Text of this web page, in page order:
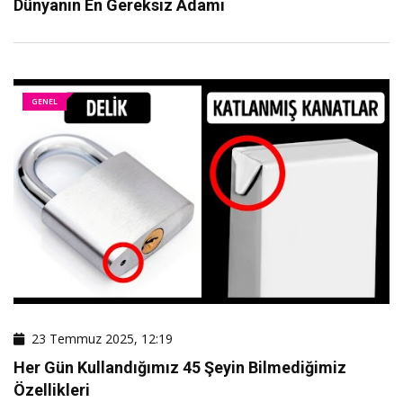
Dünyanın En Gereksiz Adamı
GENEL
23 Temmuz 2025, 12:19
Her Gün Kullandığımız 45 Şeyin Bilmediğimiz
Özellikleri